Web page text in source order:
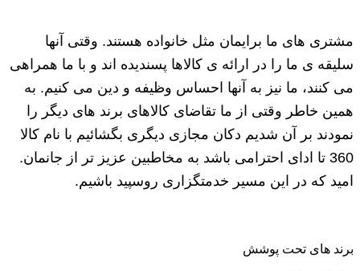
مشتری های ما برایمان مثل خانواده هستند. وقتی آنها
سلیقه ی ما را در ارائه ی کالاها پسندیده اند و با ما همراهی
می کنند، ما نیز به آنها احساس وظیفه و دین می کنیم. به
همین خاطر وقتی از ما تقاضای کالاهای برند های دیگر را
نمودند بر آن شدیم دکان مجازی دیگری بگشائیم با نام کالا
360 تا ادای احترامی باشد به مخاطبین عزیز تر از جانمان.
امید که در این مسیر خدمتگزاری روسپید باشیم.
برند های تحت پوشش